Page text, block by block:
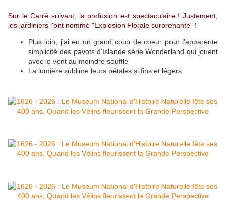
Sur le Carré suivant, la profusion est spectaculaire ! Justement,
les jardiniers l'ont nommé "Explosion Florale surprenante" !
Plus loin, j'ai eu un grand coup de coeur pour l'apparente
simplicité des pavots d'Islande série Wonderland qui jouent
avec le vent au moindre souffle
La lumière sublime leurs pétales si fins et légers